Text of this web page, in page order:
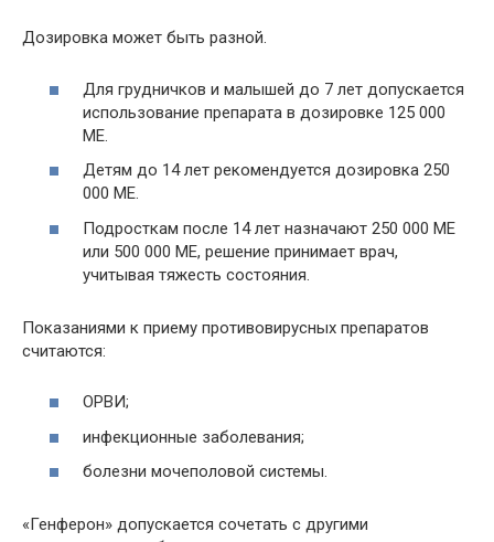
Дозировка может быть разной.
Для грудничков и малышей до 7 лет допускается
использование препарата в дозировке 125 000
МЕ.
Детям до 14 лет рекомендуется дозировка 250
000 МЕ.
Подросткам после 14 лет назначают 250 000 МЕ
или 500 000 МЕ, решение принимает врач,
учитывая тяжесть состояния.
Показаниями к приему противовирусных препаратов
считаются:
ОРВИ;
инфекционные заболевания;
болезни мочеполовой системы.
«Генферон» допускается сочетать с другими